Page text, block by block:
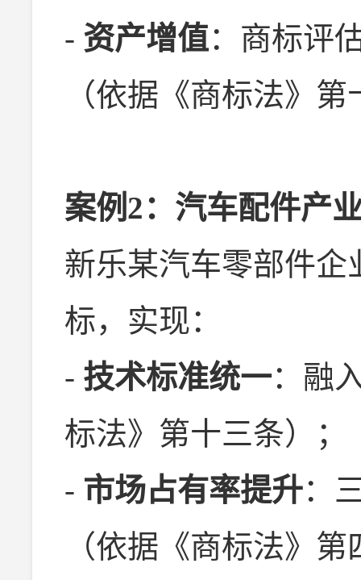
- 资产增值：商标评
（依据《商标法》
案例2：汽车配件产
新乐某汽车零部件
标，实现：
- 技术标准统一：融
标法》第十三条）；
- 市场占有率提升：
（依据《商标法》